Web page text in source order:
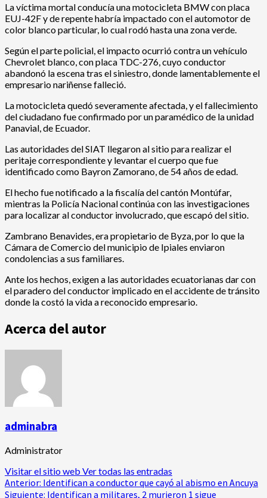
La víctima mortal conducía una motocicleta BMW con placa
EUJ-42F y de repente habría impactado con el automotor de
color blanco particular, lo cual rodó hasta una zona verde.
Según el parte policial, el impacto ocurrió contra un vehículo
Chevrolet blanco, con placa TDC-276, cuyo conductor
abandonó la escena tras el siniestro, donde lamentablemente el
empresario nariñense falleció.
La motocicleta quedó severamente afectada, y el fallecimiento
del ciudadano fue confirmado por un paramédico de la unidad
Panavial, de Ecuador.
Las autoridades del SIAT llegaron al sitio para realizar el
peritaje correspondiente y levantar el cuerpo que fue
identificado como Bayron Zamorano, de 54 años de edad.
El hecho fue notificado a la fiscalía del cantón Montúfar,
mientras la Policía Nacional continúa con las investigaciones
para localizar al conductor involucrado, que escapó del sitio.
Zambrano Benavides, era propietario de Byza, por lo que la
Cámara de Comercio del municipio de Ipiales enviaron
condolencias a sus familiares.
Ante los hechos, exigen a las autoridades ecuatorianas dar con
el paradero del conductor implicado en el accidente de tránsito
donde la costó la vida a reconocido empresario.
Acerca del autor
adminabra
Administrator
Visitar el sitio web Ver todas las entradas
Navegación
Anterior: Identifican a conductor que cayó al abismo en Ancuya
Siguiente: Identifican a militares, 2 murieron 1 sigue